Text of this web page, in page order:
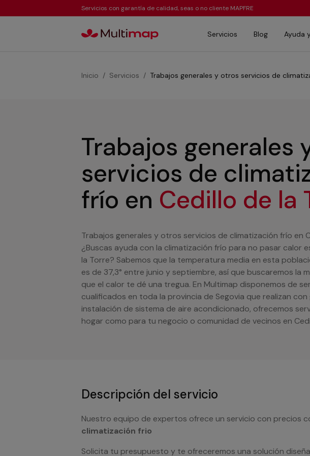
Servicios con garantía de calidad, seas o no cliente MAPFRE
Servicios Blog Ayuda
Inicio Servicios Trabajos generales y otros servicios de
Trabajos generales
servicios de
frío en Cedillo de la
Trabajos generales y otros servicios de climatización frío en
¿Buscas ayuda con la climatización frío para no pasar calor
la Torre? Sabemos que la temperatura media en esta
es de 37,3° entre junio y septiembre, así que buscaremos la
que el calor te dé una tregua. En Multimap disponemos de
cualificados en toda la provincia de Segovia que realizan
instalación de sistema de aire acondicionado, ofrecemos
hogar como para tu negocio o comunidad de vecinos en
Descripción del servicio
Nuestro equipo de expertos ofrece un servicio con precios
climatización frio
Solicita tu presupuesto y te ofreceremos una solución